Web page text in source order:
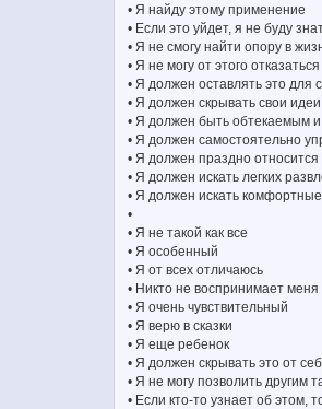
• Я найду этому применение
• Если это уйдет, я не буду
• Я не смогу найти опору в
• Я не могу от этого отказаться
• Я должен оставлять это для
• Я должен скрывать свои
• Я должен быть обтекаемым
• Я должен самостоятельно
• Я должен праздно относится
• Я должен искать легких
• Я должен искать
•
• Я не такой как все
• Я особенный
• Я от всех отличаюсь
• Никто не воспринимает меня
• Я очень чувствительный
• Я верю в сказки
• Я еще ребенок
• Я должен скрывать это от
• Я не могу позволить другим
• Если кто-то узнает об этом,